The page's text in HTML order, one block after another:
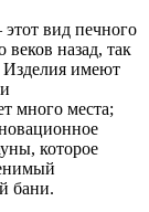
вид печного
веков назад, так
Изделия имеют
много места;
которое
бани.